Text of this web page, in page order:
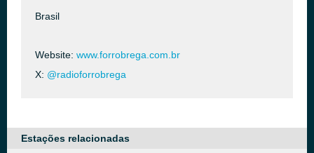
Brasil
Website: www.forrobrega.com.br
X: @radioforrobrega
Estações relacionadas